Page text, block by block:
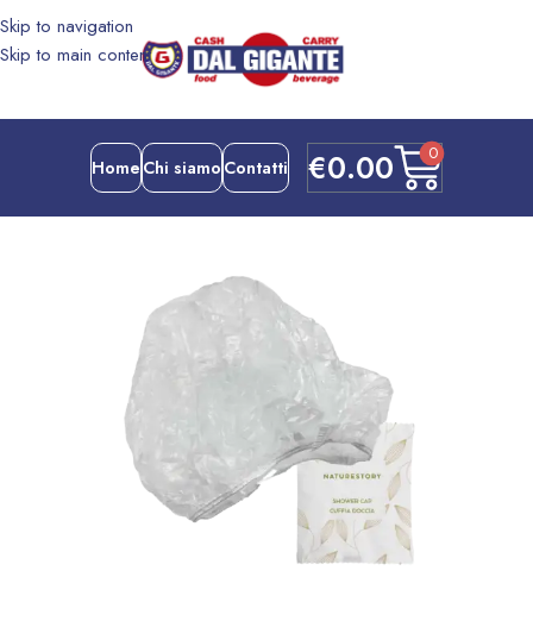
Skip to navigation
Skip to main content
€0.00 0
Home Chi siamo Contatti